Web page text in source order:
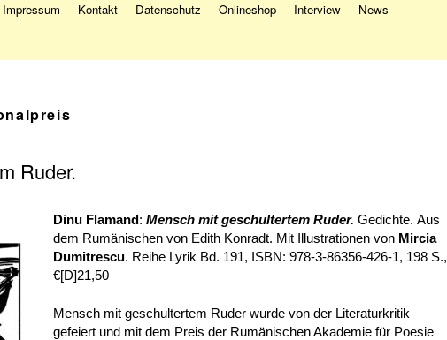
Impressum Kontakt Datenschutz Onlineshop Interview
News
Ruder.
Dinu Flamand: Mensch mit geschultertem Ruder. Gedichte. Aus
dem Rumänischen von Edith Konradt. Mit Illustrationen von Mircia
Dumitrescu. Reihe Lyrik Bd. 191, ISBN: 978-3-86356-426-1, 198 S.,
€[D]21,50
Mensch mit geschultertem Ruder wurde von der Literaturkritik
gefeiert und mit dem Preis der Rumänischen Akademie für Poesie